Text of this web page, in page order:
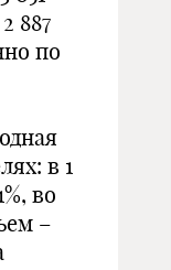
887
по
в 1
во
–